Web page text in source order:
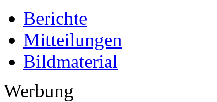
Berichte
Mitteilungen
Bildmaterial
Werbung